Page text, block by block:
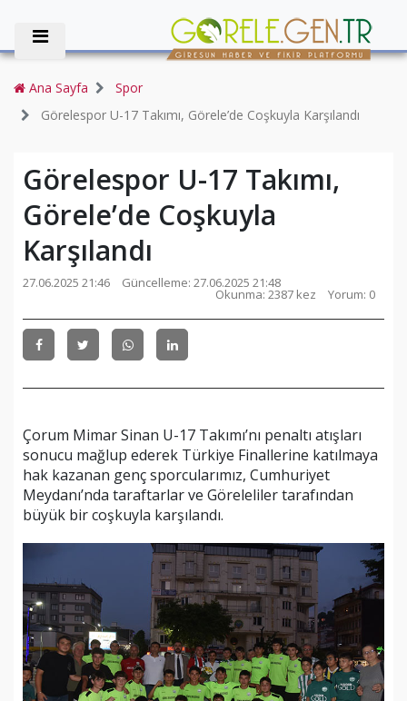
Ana Sayfa
Spor
Görelespor U-17 Takımı, Görele’de Coşkuyla Karşılandı
Görelespor U-17 Takımı,
Görele’de Coşkuyla
Karşılandı
27.06.2025 21:46 Güncelleme: 27.06.2025 21:48
Okunma: 2387 kez Yorum: 0
Çorum Mimar Sinan U-17 Takımı’nı penaltı atışları
sonucu mağlup ederek Türkiye Finallerine katılmaya
hak kazanan genç sporcularımız, Cumhuriyet
Meydanı’nda taraftarlar ve Göreleliler tarafından
büyük bir coşkuyla karşılandı.